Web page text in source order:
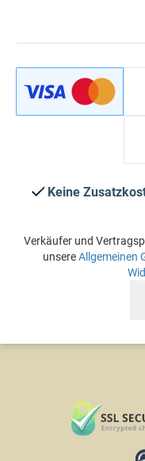
Keine
Verkäufer und
unsereAllgemeinen